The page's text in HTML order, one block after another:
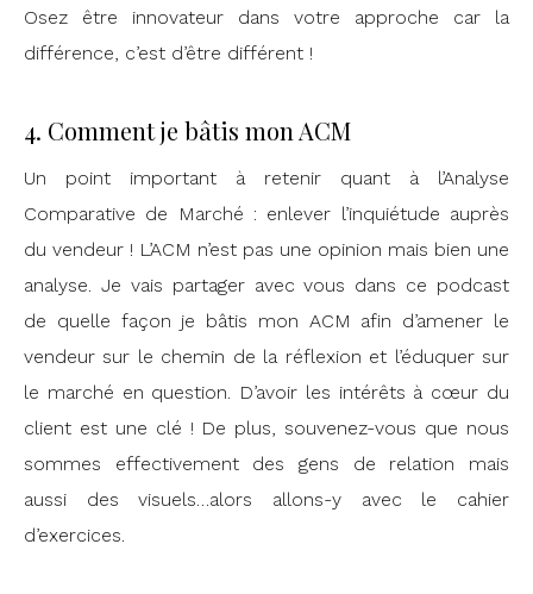
Osez être innovateur dans votre approche car la
différence, c’est d’être différent !
4. Comment je bâtis mon ACM
Un point important à retenir quant à l’Analyse
Comparative de Marché : enlever l’inquiétude auprès
du vendeur ! L’ACM n’est pas une opinion mais bien une
analyse. Je vais partager avec vous dans ce podcast
de quelle façon je bâtis mon ACM afin d’amener le
vendeur sur le chemin de la réflexion et l’éduquer sur
le marché en question. D’avoir les intérêts à cœur du
client est une clé ! De plus, souvenez-vous que nous
sommes effectivement des gens de relation mais
aussi des visuels…alors allons-y avec le cahier
d’exercices.